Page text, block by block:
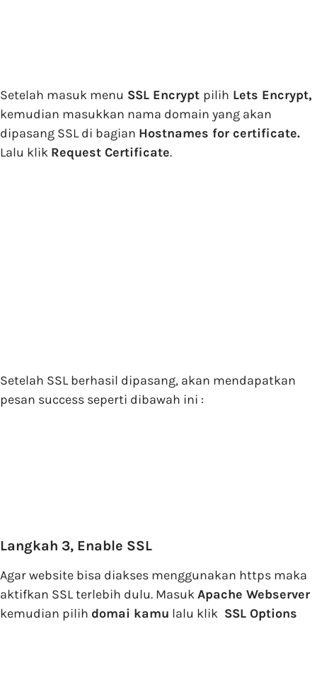
Setelah masuk menu SSL Encrypt pilih Lets Encrypt,
kemudian masukkan nama domain yang akan
dipasang SSL di bagian Hostnames for certificate.
Lalu klik Request Certificate.
Setelah SSL berhasil dipasang, akan mendapatkan
pesan success seperti dibawah ini :
Langkah 3, Enable SSL
Agar website bisa diakses menggunakan https maka
aktifkan SSL terlebih dulu. MasukApache Webserver
kemudian pilih domai kamu lalu klik SSL Options